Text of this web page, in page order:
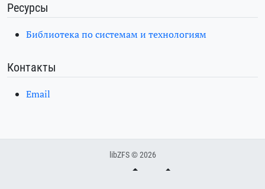
Ресурсы
Библиотека по системам и технологиям
Контакты
Email
libZFS © 2026